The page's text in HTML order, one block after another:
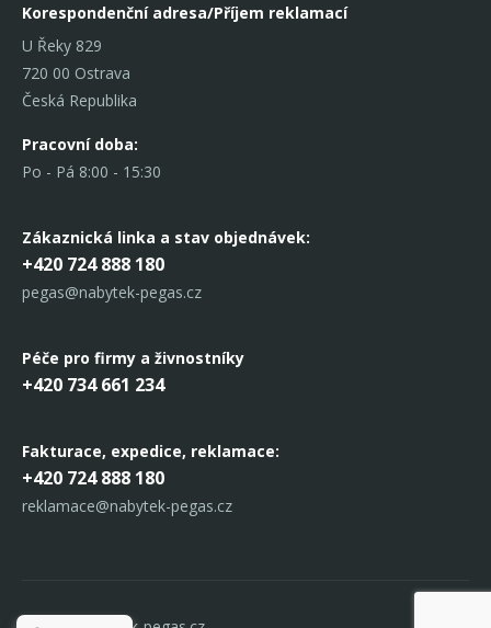
Korespondenční adresa/Příjem reklamací
U Řeky 829
720 00 Ostrava
Česká Republika
Pracovní doba:
Po - Pá 8:00 - 15:30
Zákaznická linka a stav objednávek:
+420 724 888 180
pegas@nabytek-pegas.cz
Péče pro firmy a živnostníky
+420 734 661 234
Fakturace, expedice, reklamace:
+420 724 888 180
reklamace@nabytek-pegas.cz